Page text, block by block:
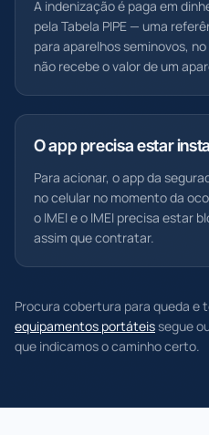
A indenização é paga em
pela Tabela PIPE — uma
para aparelhos seminovos,
não recebe o valor de um
O app precisa estar
Para acionar, o app da
no celular no momento da
o IMEI e o IMEI precisa estar
assim que contratar.
Procura cobertura para queda e
equipamentos portáteissegue
que indicamos o caminho certo.